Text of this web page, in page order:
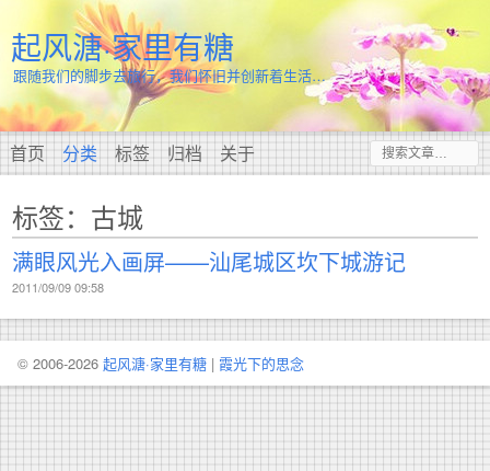
起风溏·家里有糖
跟随我们的脚步去旅行，我们怀旧并创新着生活…
首页 分类 标签 归档 关于
标签：古城
满眼风光入画屏——汕尾城区坎下城游记
2011/09/09 09:58
© 2006-2026 起风溏·家里有糖 | 霞光下的思念